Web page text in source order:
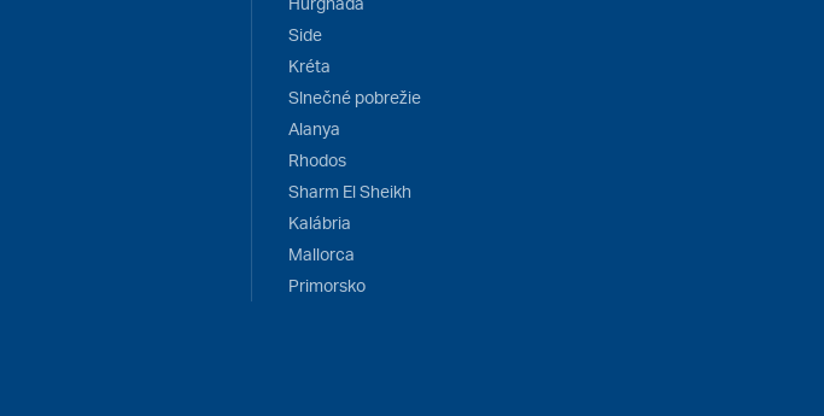
Side
Kréta
Slnečné pobrežie
Alanya
Rhodos
Sharm El Sheikh
Kalábria
Mallorca
Primorsko